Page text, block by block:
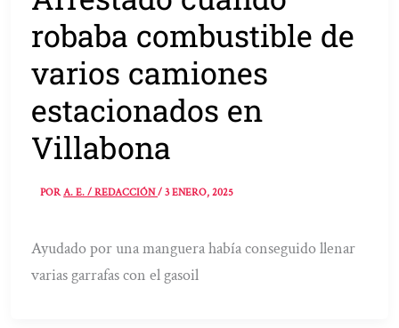
robaba combustible de
varios camiones
estacionados en
Villabona
PORA. E. / REDACCIÓN/3 ENERO, 2025
Ayudado por una manguera había conseguido llenar
varias garrafas con el gasoil